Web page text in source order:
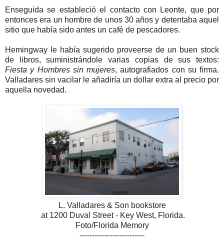
Enseguida se estableció el contacto con Leonte, que por
entonces era un hombre de unos 30 años y detentaba aquel
sitio que había sido antes un café de pescadores.
Hemingway le había sugerido proveerse de un buen stock
de libros, suministrándole varias copias de sus textos:
Fiesta y Hombres sin mujeres, autografiados con su firma.
Valladares sin vacilar le añadiría un dollar extra al precio por
aquella novedad.
L. Valladares & Son bookstore
at 1200 Duval Street - Key West, Florida.
Foto/Florida Memory
--------------------------